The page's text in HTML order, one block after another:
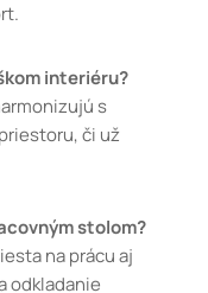
interiéru?
s
či už
stolom?
na prácu aj
odkladanie